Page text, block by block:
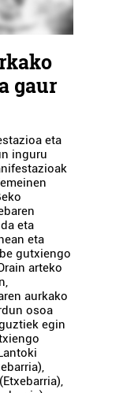
gaur
eta
inguru
eta
eta
gutxiengo
arteko
aurkako
osoa
egin